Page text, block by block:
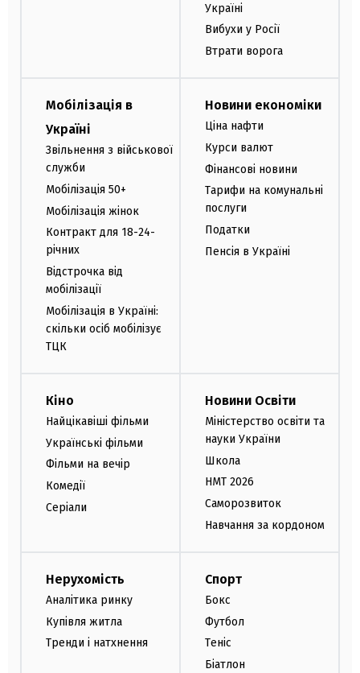
Україні
Вибухи у Росії
Втрати ворога
Мобілізація в
Україні
Звільнення з військової
служби
Мобілізація 50+
Мобілізація жінок
Контракт для 18-24-
річних
Відстрочка від
мобілізації
Мобілізація в Україні:
скільки осіб мобілізує
ТЦК
Новини економіки
Ціна нафти
Курси валют
Фінансові новини
Тарифи на комунальні
послуги
Податки
Пенсія в Україні
Кіно
Найцікавіші фільми
Українські фільми
Фільми на вечір
Комедії
Серіали
Новини Освіти
Міністерство освіти та
науки України
Школа
НМТ 2026
Саморозвиток
Навчання за кордоном
Нерухомість
Аналітика ринку
Купівля житла
Тренди і натхнення
Спорт
Бокс
Футбол
Теніс
Біатлон